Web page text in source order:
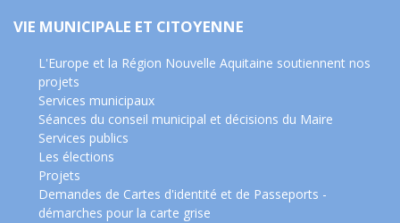
VIE MUNICIPALE ET CITOYENNE
L'Europe et la Région Nouvelle Aquitaine soutiennent nos
projets
Services municipaux
Séances du conseil municipal et décisions du Maire
Services publics
Les élections
Projets
Demandes de Cartes d'identité et de Passeports -
démarches pour la carte grise